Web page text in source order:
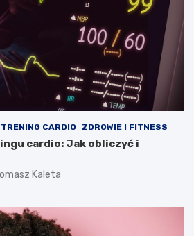
TRENING CARDIO ZDROWIE I FITNESS
cardio: Jak obliczyć i
Kaleta